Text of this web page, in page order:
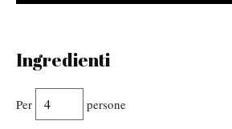
Ingredienti
Per persone